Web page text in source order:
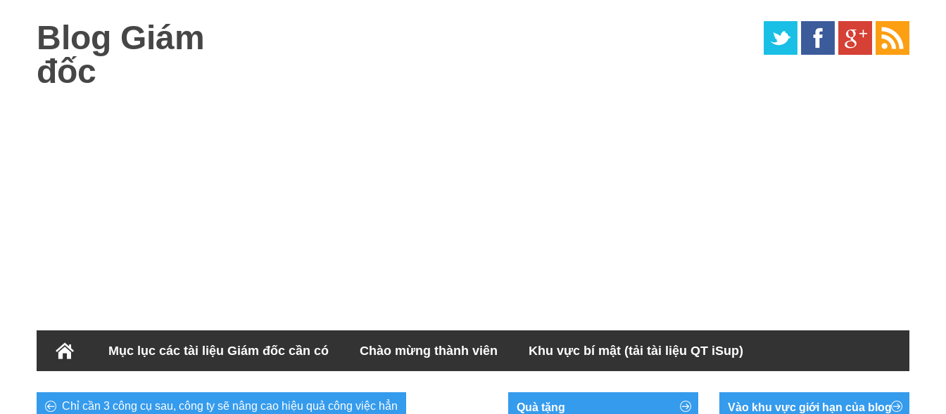
Blog Giám
đốc
Mục lục các tài liệu Giám đốc cần có Chào mừng thành viên Khu vực bí mật (tải tài liệu QT iSup)
Chỉ cần 3 công cụ sau, công ty sẽ nâng cao hiệu quả công việc hẳn Quà tặng Vào khu vực giới hạn của blog